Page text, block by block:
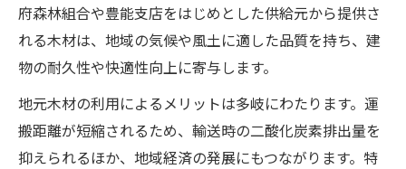
府森林組合や豊能支店をはじめとした供給元から提供さ
れる木材は、地域の気候や風土に適した品質を持ち、建
物の耐久性や快適性向上に寄与します。
地元木材の利用によるメリットは多岐にわたります。運
搬距離が短縮されるため、輸送時の二酸化炭素排出量を
抑えられるほか、地域経済の発展にもつながります。特